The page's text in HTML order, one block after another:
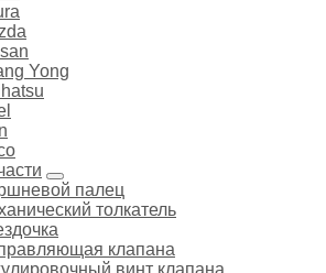
Yong
палец
толкатель
клапана